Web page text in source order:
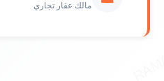
مالك عقار تجاري